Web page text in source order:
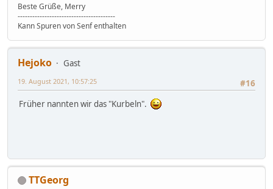
Beste Grüße, Merry
----------------------------------------
Kann Spuren von Senf enthalten
Hejoko
Gast
#16
19. August 2021, 10:57:25
Früher nannten wir das "Kurbeln".
TTGeorg